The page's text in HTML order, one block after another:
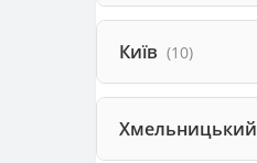
Київ (10)
Хмельницький